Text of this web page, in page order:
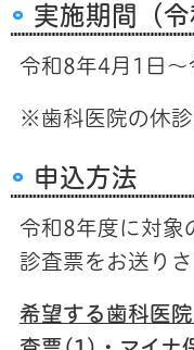
実施期間（令
令和8年4月1日
※歯科医院の休診
申込方法
令和8年度に対象
診査票をお送り
希望する歯科医